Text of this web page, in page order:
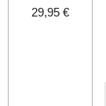
29,95 €